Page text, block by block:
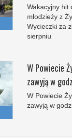
Wakacyjny hit
młodzieży z
Wycieczki za
sierpniu
W Powiecie
zawyją w
W Powiecie
zawyją w